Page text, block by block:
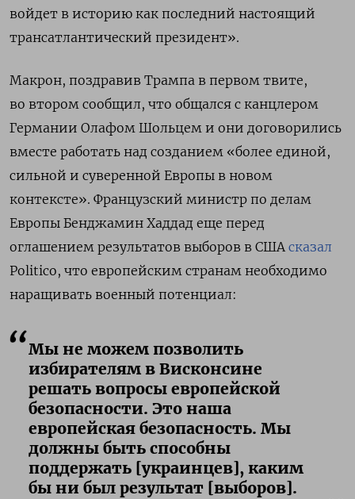
войдет в историю как последний настоящий
трансатлантический президент».
Макрон, поздравив Трампа в первом твите,
во втором сообщил, что общался с канцлером
Германии Олафом Шольцем и они договорились
вместе работать над созданием «более единой,
сильной и суверенной Европы в новом
контексте». Французский министр по делам
Европы Бенджамин Хаддад еще перед
оглашением результатов выборов в США сказал
Politico, что европейским странам необходимо
наращивать военный потенциал:
Мы не можем позволить
избирателям в Висконсине
решать вопросы европейской
безопасности. Это наша
европейская безопасность. Мы
должны быть способны
поддержать [украинцев], каким
бы ни был результат [выборов].